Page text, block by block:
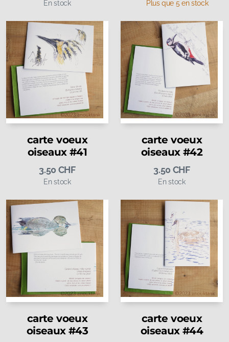
En stock Plus que 5 en stock
carte voeux
oiseaux #41
3.50 CHF
En stock
carte voeux
oiseaux #42
3.50 CHF
En stock
carte voeux
oiseaux #43
carte voeux
oiseaux #44